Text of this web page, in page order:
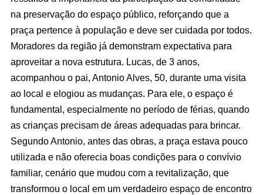
na preservação do espaço público, reforçando que a
praça pertence à população e deve ser cuidada por todos.
Moradores da região já demonstram expectativa para
aproveitar a nova estrutura. Lucas, de 3 anos,
acompanhou o pai, Antonio Alves, 50, durante uma visita
ao local e elogiou as mudanças. Para ele, o espaço é
fundamental, especialmente no período de férias, quando
as crianças precisam de áreas adequadas para brincar.
Segundo Antonio, antes das obras, a praça estava pouco
utilizada e não oferecia boas condições para o convívio
familiar, cenário que mudou com a revitalização, que
transformou o local em um verdadeiro espaço de encontro